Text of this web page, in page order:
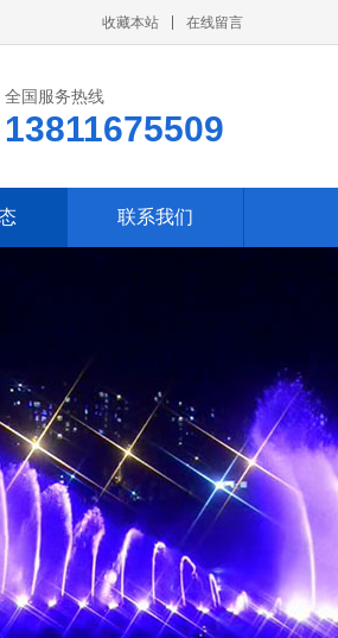
收藏本站 在线留言
全国服务热线
13811675509
联系我们